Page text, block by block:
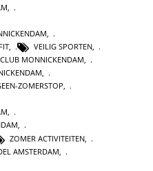
,
, VEILIG SPORTEN,
MONNICKENDAM,
,
ZOMERSTOP,
,
,
ZOMER ACTIVITEITEN
AMSTERDAM